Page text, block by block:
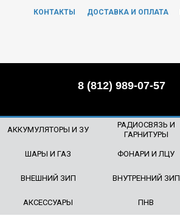
КОНТАКТЫ ДОСТАВКА И ОПЛАТА
8 (812) 989-07-57
АККУМУЛЯТОРЫ И ЗУ
РАДИОСВЯЗЬ И
ГАРНИТУРЫ
ШАРЫ И ГАЗ ФОНАРИ И ЛЦУ
ВНЕШНИЙ ЗИП ВНУТРЕННИЙ ЗИП
АКСЕССУАРЫ ПНВ
ЧТО БУДЕМ ИСКАТЬ?